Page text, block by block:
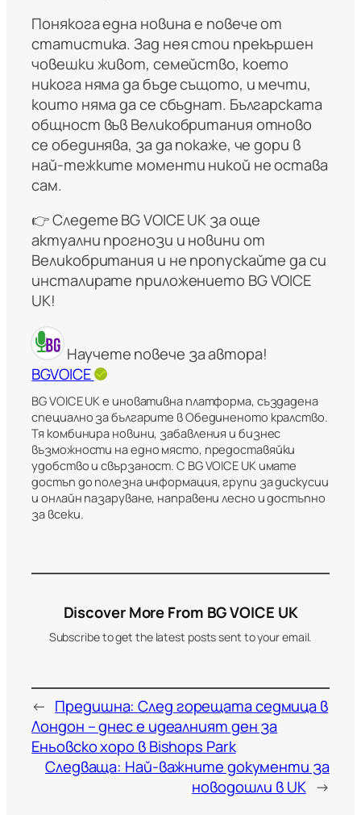
Понякога една новина е повече от
статистика. Зад нея стои прекършен
човешки живот, семейство, което
никога няма да бъде същото, и мечти,
които няма да се сбъднат. Българската
общност във Великобритания отново
се обединява, за да покаже, че дори в
най-тежките моменти никой не остава
сам.
👉 Следете BG VOICE UK за още
актуални прогнози и новини от
Великобритания и не пропускайте да си
инсталирате приложението BG VOICE
UK!
Научете повече за автора!
BGVOICE
BG VOICE UK е иновативна платформа, създадена
специално за българите в Обединеното кралство.
Тя комбинира новини, забавления и бизнес
възможности на едно място, предоставяйки
удобство и свързаност. С BG VOICE UK имате
достъп до полезна информация, групи за дискусии
и онлайн пазаруване, направени лесно и достъпно
за всеки.
Discover More From BG VOICE UK
Subscribe to get the latest posts sent to your email.
← Предишна: След горещата седмица в
Лондон – днес е идеалният ден за
Еньовско хоро в Bishops Park
Следваща: Най-важните документи за
новодошли в UK →